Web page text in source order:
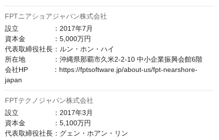
FPTニアショアジャパン株式会社
設立　　　　　：2017年7月
資本金　　　　：5,000万円
代表取締役社長：ルン・ホン・ハイ
所在地　　　　：沖縄県那覇市久米2-2-10 中小企業振興会館6階
会社HP　　　  ：https://fptsoftware.jp/about-us/fpt-nearshore-
japan
FPTテクノジャパン株式会社
設立　　　　　：2017年3月
資本金　　　　：5,100万円
代表取締役社長：グェン・ホアン・リン